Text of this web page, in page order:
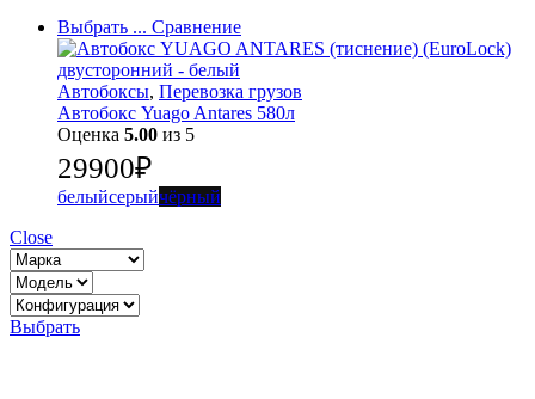
Выбрать ... Сравнение
Автобоксы, Перевозка грузов
Автобокс Yuago Antares 580л
Оценка 5.00 из 5
29900₽
белыйсерыйчёрный
Close
Выбрать